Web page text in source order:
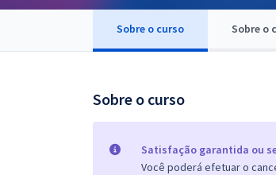
Conteúdo gratuito
Sobre o curso Sobre o
Sobre o curso
Satisfação garantida ou
Você poderá efetuar o